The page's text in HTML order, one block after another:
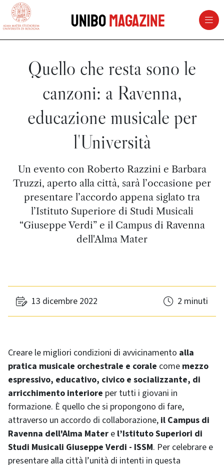
vai al contenuto della pagina
UniboMagazine
Quello che resta sono le
canzoni: a Ravenna,
educazione musicale per
l'Università
Un evento con Roberto Razzini e Barbara
Truzzi, aperto alla città, sarà l’occasione per
presentare l’accordo appena siglato tra
l’Istituto Superiore di Studi Musicali
“Giuseppe Verdi” e il Campus di Ravenna
dell'Alma Mater
13 dicembre 2022 2 minuti
Creare le migliori condizioni di avvicinamento alla
pratica musicale orchestrale e corale come mezzo
espressivo, educativo, civico e socializzante, di
arricchimento interiore per tutti i giovani in
formazione. È quello che si propongono di fare,
attraverso un accordo di collaborazione, il Campus di
Ravenna dell'Alma Mater e l’Istituto Superiori di
Studi Musicali Giuseppe Verdi - ISSM. Per celebrare e
presentare alla città l’unità di intenti in questa